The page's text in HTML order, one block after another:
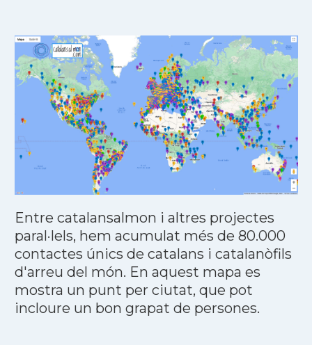
Entre catalansalmon i altres projectes
paral·lels, hem acumulat més de 80.000
contactes únics de catalans i catalanòfils
d'arreu del món. En aquest mapa es
mostra un punt per ciutat, que pot
incloure un bon grapat de persones.